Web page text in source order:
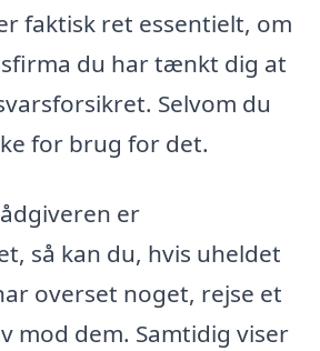
faktisk ret essentielt, om
du har tænkt dig at
Selvom du
for brug for det.
er
så kan du, hvis uheldet
overset noget, rejse et
mod dem. Samtidig viser